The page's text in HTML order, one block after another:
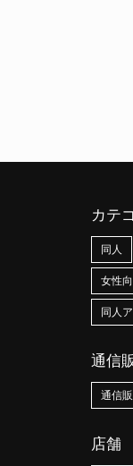
カテ
同人
女性
同人
通信
通信
店舗